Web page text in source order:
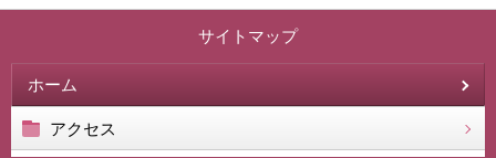
サイトマップ
ホーム
アクセス